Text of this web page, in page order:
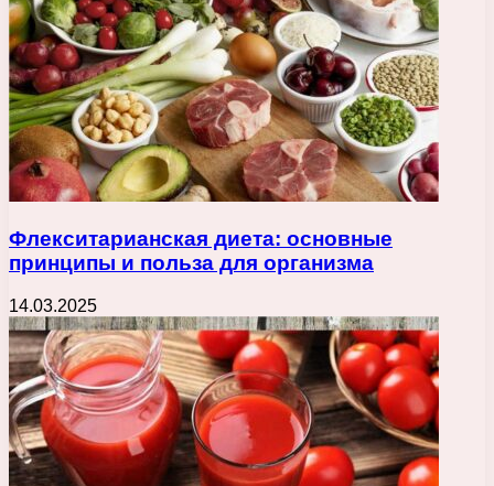
Флекситарианская диета: основные
принципы и польза для организма
14.03.2025